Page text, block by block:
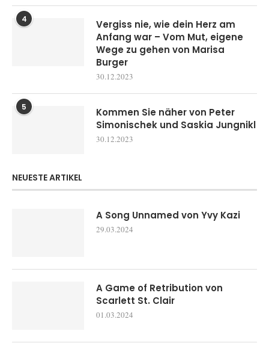
4
Vergiss nie, wie dein Herz am
Anfang war – Vom Mut, eigene
Wege zu gehen von Marisa
Burger
30.12.2023
5
Kommen Sie näher von Peter
Simonischek und Saskia Jungnikl
30.12.2023
NEUESTE ARTIKEL
A Song Unnamed von Yvy Kazi
29.03.2024
A Game of Retribution von
Scarlett St. Clair
01.03.2024